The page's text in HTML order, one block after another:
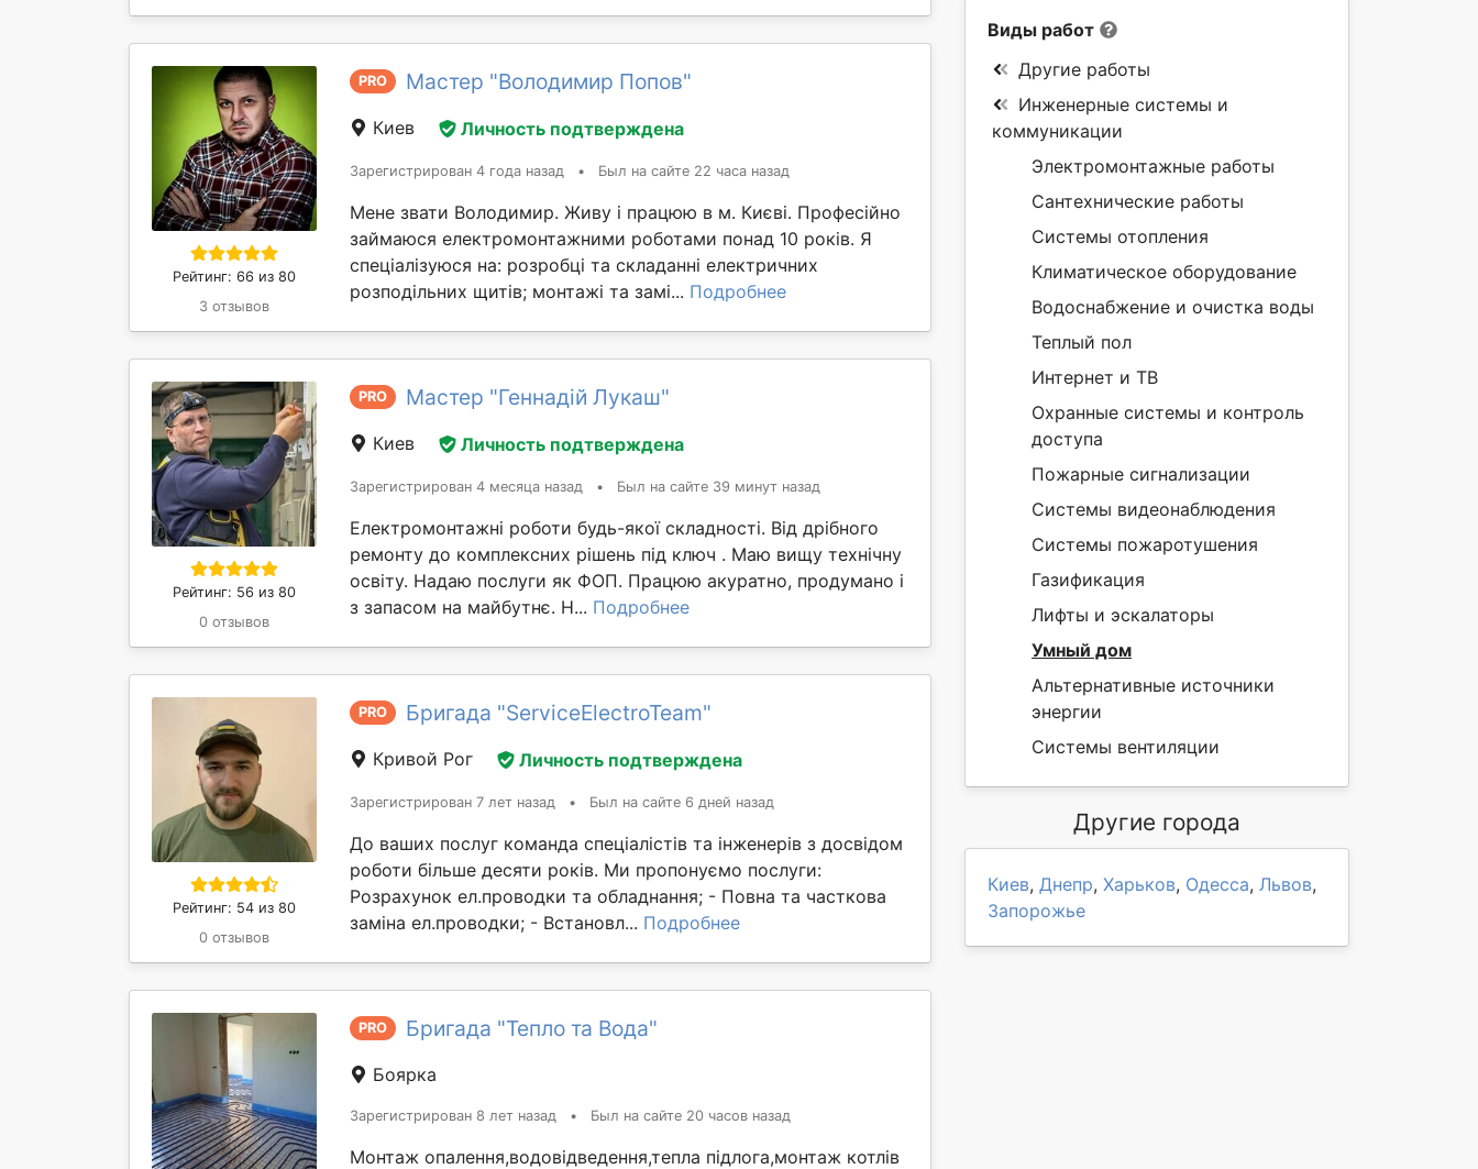
Рейтинг: 66 из 80
3 отзывов
PRO Мастер "Володимир Попов"
Киев Личность подтверждена
Зарегистрирован 4 года назад • Был на сайте 22 часа назад
Мене звати Володимир. Живу і працюю в м. Києві. Професійно
займаюся електромонтажними роботами понад 10 років. Я
спеціалізуюся на: розробці та складанні електричних
розподільних щитів; монтажі та замі... Подробнее
Рейтинг: 56 из 80
0 отзывов
PRO Мастер "Геннадій Лукаш"
Киев Личность подтверждена
Зарегистрирован 4 месяца назад • Был на сайте 39 минут назад
Електромонтажні роботи будь-якої складності. Від дрібного
ремонту до комплексних рішень під ключ . Маю вищу технічну
освіту. Надаю послуги як ФОП. Працюю акуратно, продумано і
з запасом на майбутнє. Н... Подробнее
Рейтинг: 54 из 80
0 отзывов
PRO Бригада "ServiceElectroTeam"
Кривой Рог Личность подтверждена
Зарегистрирован 7 лет назад • Был на сайте 6 дней назад
До ваших послуг команда спеціалістів та інженерів з досвідом
роботи більше десяти років. Ми пропонуємо послуги:
Розрахунок ел.проводки та обладнання; - Повна та часткова
заміна ел.проводки; - Встановл... Подробнее
PRO Бригада "Тепло та Вода"
Боярка
Зарегистрирован 8 лет назад • Был на сайте 20 часов назад
Монтаж опалення,водовідведення,тепла підлога,монтаж котлів
Виды работ
Другие работы
Инженерные системы и
коммуникации
Электромонтажные работы
Сантехнические работы
Системы отопления
Климатическое оборудование
Водоснабжение и очистка воды
Теплый пол
Интернет и ТВ
Охранные системы и контроль
доступа
Пожарные сигнализации
Системы видеонаблюдения
Системы пожаротушения
Газификация
Лифты и эскалаторы
Умный дом
Альтернативные источники
энергии
Системы вентиляции
Другие города
Киев, Днепр, Харьков, Одесса, Львов,
Запорожье